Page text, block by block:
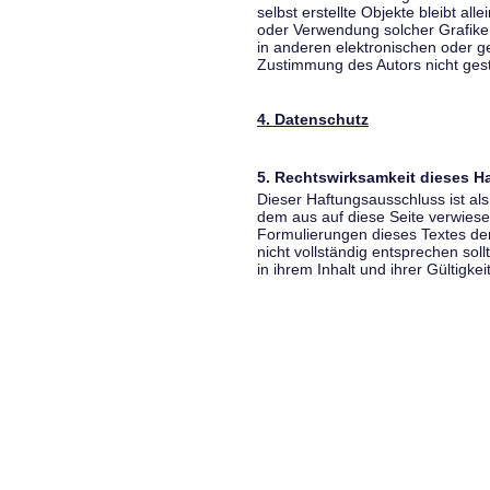
selbst erstellte Objekte bleibt
oder Verwendung solcher
in anderen elektronischen oder
Zustimmung des Autors nicht
4. Datenschutz
5. Rechtswirksamkeit dieses
Dieser Haftungsausschluss ist
dem aus auf diese Seite
Formulierungen dieses Textes
nicht vollständig entsprechen
in ihrem Inhalt und ihrer